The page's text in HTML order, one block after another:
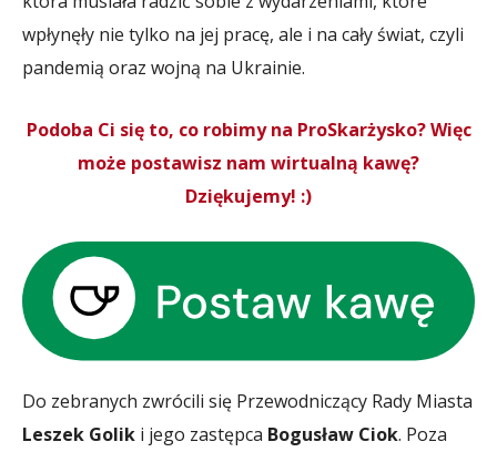
wpłynęły nie tylko na jej pracę, ale i na cały świat, czyli
pandemią oraz wojną na Ukrainie.
Podoba Ci się to, co robimy na ProSkarżysko? Więc
może postawisz nam wirtualną kawę?
Dziękujemy! :)
Do zebranych zwrócili się Przewodniczący Rady Miasta
Leszek Golik i jego zastępca Bogusław Ciok. Poza